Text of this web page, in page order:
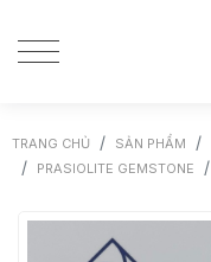
TRANG CHỦ SẢN PHẨM
PRASIOLITE GEMSTONE